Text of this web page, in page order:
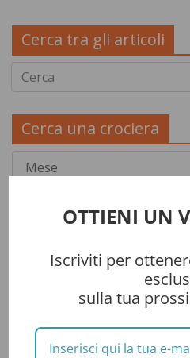
Cerca tra gli articoli
Cerca una crociera
OTTIENI UN
Iscriviti per
sulla tua